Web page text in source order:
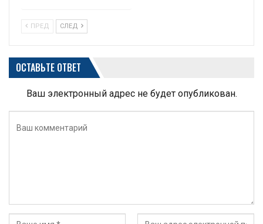
ПРЕД СЛЕД
ОСТАВЬТЕ ОТВЕТ
Ваш электронный адрес не будет опубликован.